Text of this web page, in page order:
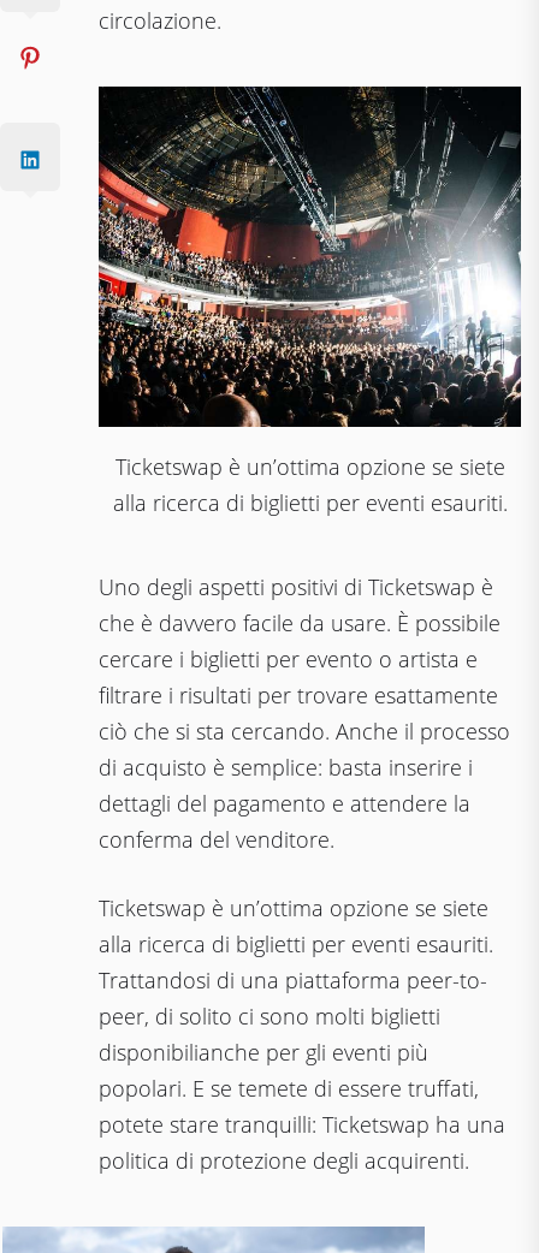
circolazione.
Ticketswap è un’ottima opzione se siete
alla ricerca di biglietti per eventi esauriti.
Uno degli aspetti positivi di Ticketswap è
che è davvero facile da usare. È possibile
cercare i biglietti per evento o artista e
filtrare i risultati per trovare esattamente
ciò che si sta cercando. Anche il processo
di acquisto è semplice: basta inserire i
dettagli del pagamento e attendere la
conferma del venditore.
Ticketswap è un’ottima opzione se siete
alla ricerca di biglietti per eventi esauriti.
Trattandosi di una piattaforma peer-to-
peer, di solito ci sono molti biglietti
disponibilianche per gli eventi più
popolari. E se temete di essere truffati,
potete stare tranquilli: Ticketswap ha una
politica di protezione degli acquirenti.